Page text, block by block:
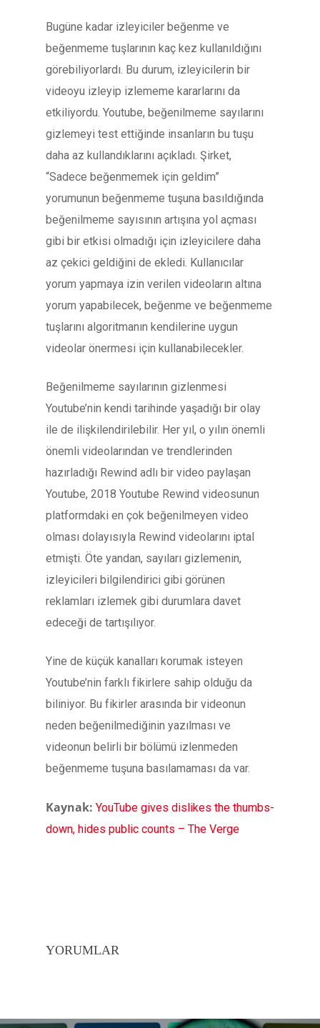
Bugüne kadar izleyiciler beğenme ve
beğenmeme tuşlarının kaç kez kullanıldığını
görebiliyorlardı. Bu durum, izleyicilerin bir
videoyu izleyip izlememe kararlarını da
etkiliyordu. Youtube, beğenilmeme sayılarını
gizlemeyi test ettiğinde insanların bu tuşu
daha az kullandıklarını açıkladı. Şirket,
“Sadece beğenmemek için geldim”
yorumunun beğenmeme tuşuna basıldığında
beğenilmeme sayısının artışına yol açması
gibi bir etkisi olmadığı için izleyicilere daha
az çekici geldiğini de ekledi. Kullanıcılar
yorum yapmaya izin verilen videoların altına
yorum yapabilecek, beğenme ve beğenmeme
tuşlarını algoritmanın kendilerine uygun
videolar önermesi için kullanabilecekler.
Beğenilmeme sayılarının gizlenmesi
Youtube’nin kendi tarihinde yaşadığı bir olay
ile de ilişkilendirilebilir. Her yıl, o yılın önemli
önemli videolarından ve trendlerinden
hazırladığı Rewind adlı bir video paylaşan
Youtube, 2018 Youtube Rewind videosunun
platformdaki en çok beğenilmeyen video
olması dolayısıyla Rewind videolarını iptal
etmişti. Öte yandan, sayıları gizlemenin,
izleyicileri bilgilendirici gibi görünen
reklamları izlemek gibi durumlara davet
edeceği de tartışılıyor.
Yine de küçük kanalları korumak isteyen
Youtube’nin farklı fikirlere sahip olduğu da
biliniyor. Bu fikirler arasında bir videonun
neden beğenilmediğinin yazılması ve
videonun belirli bir bölümü izlenmeden
beğenmeme tuşuna basılamaması da var.
Kaynak: YouTube gives dislikes the thumbs-
down, hides public counts – The Verge
YORUMLAR